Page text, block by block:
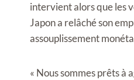
intervient alors que les
Japon a relâché son
assouplissement
« Nous sommes prêts à